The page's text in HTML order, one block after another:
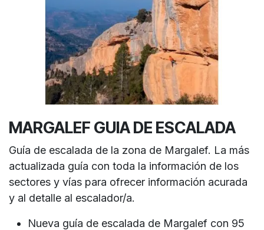
MARGALEF GUIA DE ESCALADA
Guía de escalada de la zona de Margalef. La más
actualizada guía con toda la información de los
sectores y vías para ofrecer información acurada
y al detalle al escalador/a.
Nueva guía de escalada de Margalef con 95